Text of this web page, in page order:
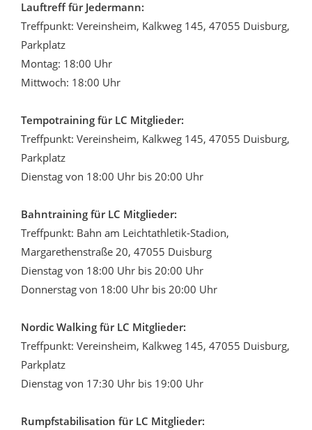
Lauftreff für Jedermann:
Treffpunkt: Vereinsheim, Kalkweg 145, 47055 Duisburg,
Parkplatz
Montag: 18:00 Uhr
Mittwoch: 18:00 Uhr
Tempotraining für LC Mitglieder:
Treffpunkt: Vereinsheim, Kalkweg 145, 47055 Duisburg,
Parkplatz
Dienstag von 18:00 Uhr bis 20:00 Uhr
Bahntraining für LC Mitglieder:
Treffpunkt: Bahn am Leichtathletik-Stadion,
Margarethenstraße 20, 47055 Duisburg
Dienstag von 18:00 Uhr bis 20:00 Uhr
Donnerstag von 18:00 Uhr bis 20:00 Uhr
Nordic Walking für LC Mitglieder:
Treffpunkt: Vereinsheim, Kalkweg 145, 47055 Duisburg,
Parkplatz
Dienstag von 17:30 Uhr bis 19:00 Uhr
Rumpfstabilisation für LC Mitglieder: